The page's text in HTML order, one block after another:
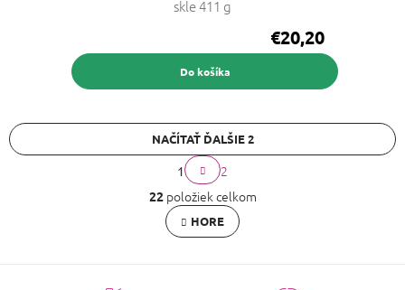
skle 411 g
€20,20
Do košíka
O
v
l
á
NAČÍTAŤ ĎALŠIE 2
S
t
r
á
n
k
1 2
22položiek celkom
HORE